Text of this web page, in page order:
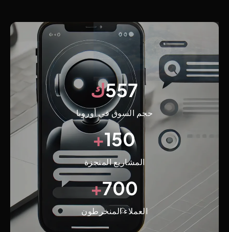
557ك
حجم السوق في أوروبا
150
+
المشاريع المنجزة
700
+
العملاء المنخرطون